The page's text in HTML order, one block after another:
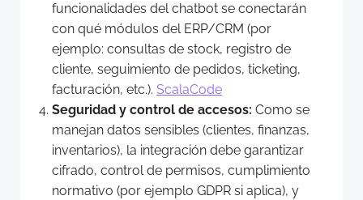
funcionalidades del chatbot se conectarán
con qué módulos del ERP/CRM (por
ejemplo: consultas de stock, registro de
cliente, seguimiento de pedidos, ticketing,
facturación, etc.). ScalaCode
Seguridad y control de accesos: Como se
manejan datos sensibles (clientes, finanzas,
inventarios), la integración debe garantizar
cifrado, control de permisos, cumplimiento
normativo (por ejemplo GDPR si aplica), y